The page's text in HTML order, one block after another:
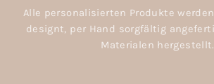
Alle personalisierten Produkte
designt, per Hand sorgfältig
Materialen hergestellt.